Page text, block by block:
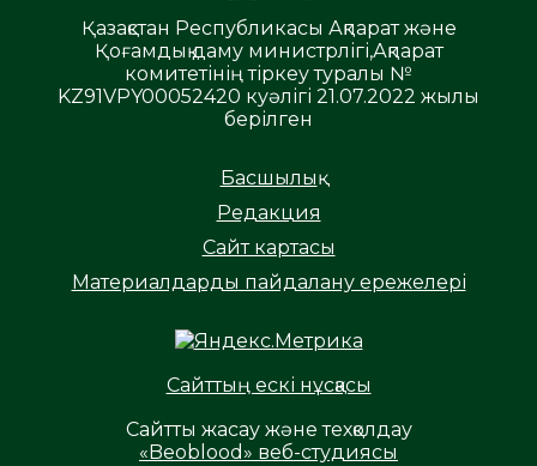
Қазақстан Республикасы Ақпарат және
Қоғамдық даму министрлігі,Ақпарат
комитетінің тіркеу туралы №
KZ91VPY00052420 куәлігі 21.07.2022 жылы
берілген
Басшылық
Редакция
Сайт картасы
Материалдарды пайдалану ережелері
Сайттың ескі нұсқасы
Сайтты жасау және техқолдау
«Beoblood» веб-студиясы